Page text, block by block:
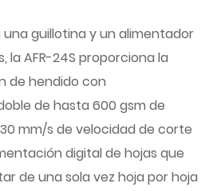
guillotina y un alimentador
AFR-24S proporciona la
de hendido con
de hasta 600 gsm de
mm/s de velocidad de corte
digital de hojas que
de una sola vez hoja por hoja